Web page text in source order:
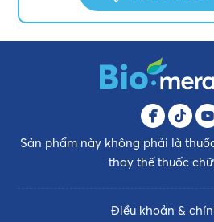
Sản phẩm này không phải là
thay thế thuốc
Điều khoản &